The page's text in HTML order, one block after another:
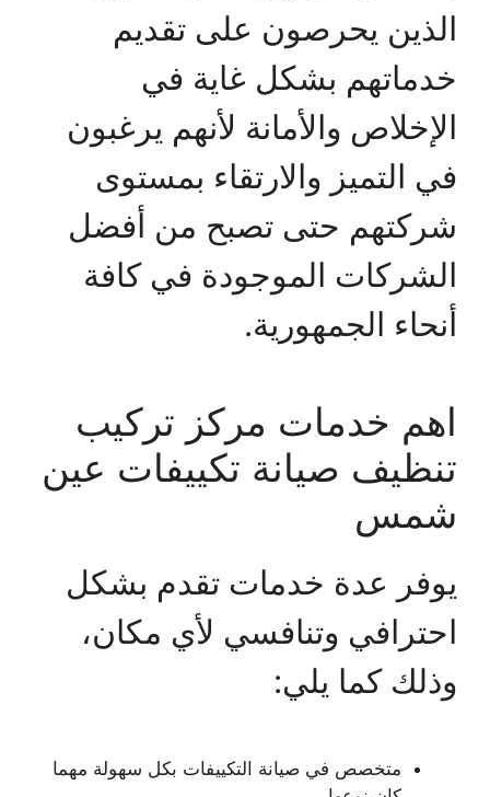
الذين يحرصون على تقديم
خدماتهم بشكل غاية في
الإخلاص والأمانة لأنهم يرغبون
في التميز والارتقاء بمستوى
شركتهم حتى تصبح من أفضل
الشركات الموجودة في كافة
أنحاء الجمهورية.
اهم خدمات مركز تركيب
تنظيف صيانة تكييفات عين
شمس
يوفر عدة خدمات تقدم بشكل
احترافي وتنافسي لأي مكان،
وذلك كما يلي:
متخصص في صيانة التكييفات بكل سهولة مهما